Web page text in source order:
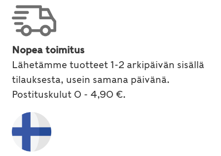
Nopea toimitus
Lähetämme tuotteet 1-2 arkipäivän sisällä
tilauksesta, usein samana päivänä.
Postituskulut 0 - 4,90 €.